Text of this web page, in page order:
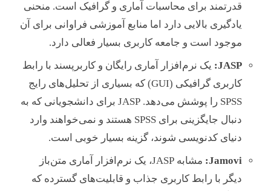
قدرتمند برای محاسبات آماری و گرافیک است. منحنی
یادگیری بالایی دارد اما منابع آموزشی فراوانی برای آن
موجود است و جامعه کاربری بسیار فعالی دارد.
JASP: یک نرم‌افزار آماری رایگان و کاربرپسند با رابط
کاربری گرافیکی (GUI) که بسیاری از تحلیل‌های رایج
SPSS را پوشش می‌دهد. JASP برای دانشجویانی که به
دنبال جایگزینی برای SPSS هستند و نمی‌خواهند وارد
دنیای کدنویسی شوند، گزینه بسیار خوبی است.
Jamovi:
مشابه JASP، یک نرم‌افزار آماری متن‌باز
دیگر با رابط کاربری جذاب و قابلیت‌های گسترده که